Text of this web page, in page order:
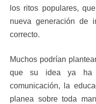
los ritos populares,
nueva generación de
correcto.
Muchos podrían
que su idea ya ha
comunicación, la
planea sobre toda